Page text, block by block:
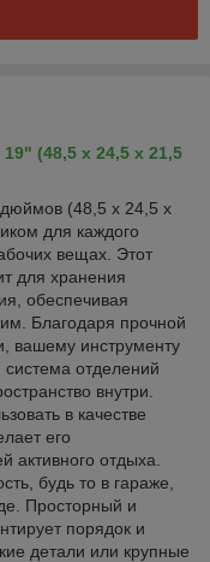
(48,5 х 24,5 х 21,5
(48,5 х 24,5 х
для каждого
вещах. Этот
для хранения
обеспечивая
Благодаря прочной
вашему инструменту
отделений
внутри.
в качестве
его
отдыха.
будь то в гараже,
Просторный и
порядок и
детали или крупные